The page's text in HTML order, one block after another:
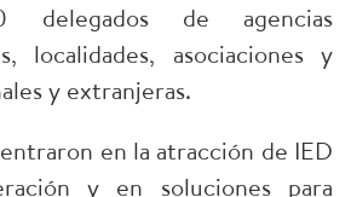
de agencias
localidades, asociaciones y
y extranjeras.
en la atracción de IED
y en soluciones para